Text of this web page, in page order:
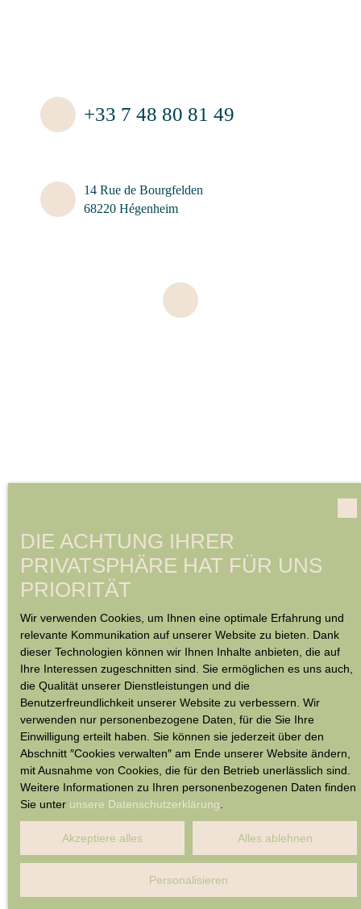
+33 7 48 80 81 49
14 Rue de Bourgfelden
68220 Hégenheim
DIE ACHTUNG IHRER
PRIVATSPHÄRE HAT FÜR UNS
PRIORITÄT
Wir verwenden Cookies, um Ihnen eine optimale Erfahrung und
relevante Kommunikation auf unserer Website zu bieten. Dank
dieser Technologien können wir Ihnen Inhalte anbieten, die auf
Ihre Interessen zugeschnitten sind. Sie ermöglichen es uns auch,
die Qualität unserer Dienstleistungen und die
Benutzerfreundlichkeit unserer Website zu verbessern. Wir
verwenden nur personenbezogene Daten, für die Sie Ihre
Einwilligung erteilt haben. Sie können sie jederzeit über den
Abschnitt ″Cookies verwalten″ am Ende unserer Website ändern,
mit Ausnahme von Cookies, die für den Betrieb unerlässlich sind.
Weitere Informationen zu Ihren personenbezogenen Daten finden
Sie unter unsere Datenschutzerklärung
Akzeptiere alles Alles ablehnen
Personalisieren